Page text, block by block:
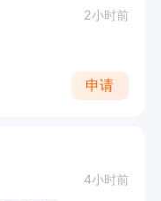
2小时前
申请
4小时前